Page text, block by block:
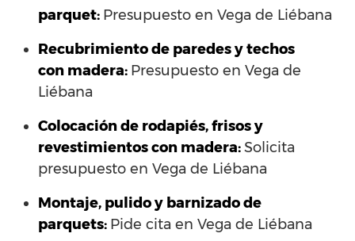
parquet: Presupuesto en Vega de Liébana
Recubrimiento de paredes y techos
con madera: Presupuesto en Vega de
Liébana
Colocación de rodapiés, frisos y
revestimientos con madera:Solicita
presupuesto en Vega de Liébana
Montaje, pulido y barnizado de
parquets: Pide cita en Vega de Liébana